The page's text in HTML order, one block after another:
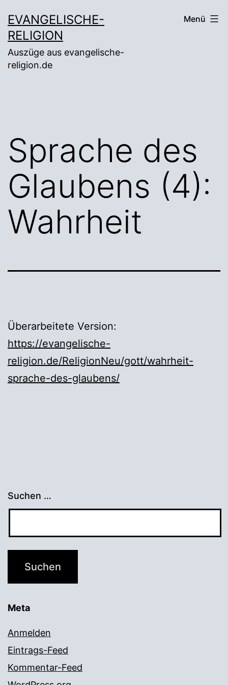
Inhalt
springen
EVANGELISCHE-
RELIGION
Auszüge aus evangelische-
religion.de
Menü
Sprache des
Glaubens (4):
Wahrheit
Überarbeitete Version:
https://evangelische-
religion.de/ReligionNeu/gott/wahrheit-
sprache-des-glaubens/
Suchen …
Meta
Anmelden
Eintrags-Feed
Kommentar-Feed